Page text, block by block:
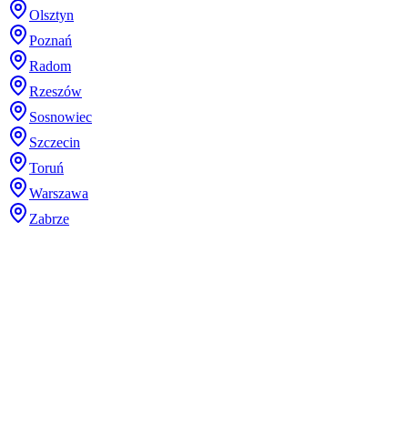
Olsztyn
Poznań
Radom
Rzeszów
Sosnowiec
Szczecin
Toruń
Warszawa
Zabrze